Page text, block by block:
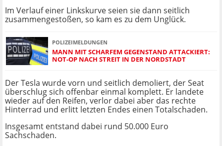
Im Verlauf einer Linkskurve seien sie dann seitlich
zusammengestoßen, so kam es zu dem Unglück.
POLIZEIMELDUNGEN
MANN MIT SCHARFEM GEGENSTAND ATTACKIERT:
NOT-OP NACH STREIT IN DER NORDSTADT
Der Tesla wurde vorn und seitlich demoliert, der Seat
überschlug sich offenbar einmal komplett. Er landete
wieder auf den Reifen, verlor dabei aber das rechte
Hinterrad und erlitt letzten Endes einen Totalschaden.
Insgesamt entstand dabei rund 50.000 Euro
Sachschaden.